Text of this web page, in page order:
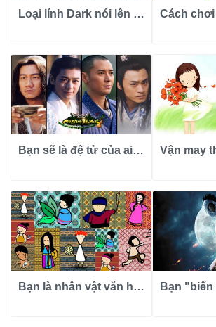
Loại lính Dark nói lên con người bạn ra sao?
Bạn sẽ là đệ tử của ai trong Thiên Long Bát Bộ?
Bạn là nhân vật văn học Việt Nam nào?